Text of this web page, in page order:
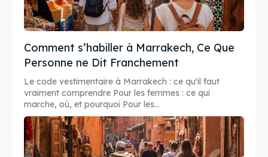
Comment s’habiller à Marrakech, Ce Que
Personne ne Dit Franchement
Le code vestimentaire à Marrakech : ce qu'il faut
vraiment comprendre Pour les femmes : ce qui
marche, où, et pourquoi Pour les...